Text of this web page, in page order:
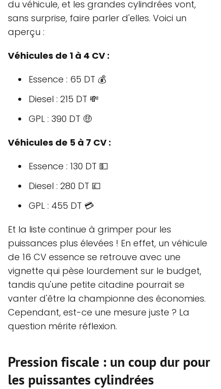
du véhicule, et les grandes cylindrées vont,
sans surprise, faire parler d'elles. Voici un
aperçu :
Véhicules de 1 à 4 CV :
Essence : 65 DT 💰
Diesel : 215 DT 💸
GPL : 390 DT 🤑
Véhicules de 5 à 7 CV :
Essence : 130 DT 💵
Diesel : 280 DT 💷
GPL : 455 DT 💳
Et la liste continue à grimper pour les
puissances plus élevées ! En effet, un véhicule
de 16 CV essence se retrouve avec une
vignette qui pèse lourdement sur le budget,
tandis qu'une petite citadine pourrait se
vanter d'être la championne des économies.
Cependant, est-ce une mesure juste ? La
question mérite réflexion.
Pression fiscale : un coup dur pour
les puissantes cylindrées